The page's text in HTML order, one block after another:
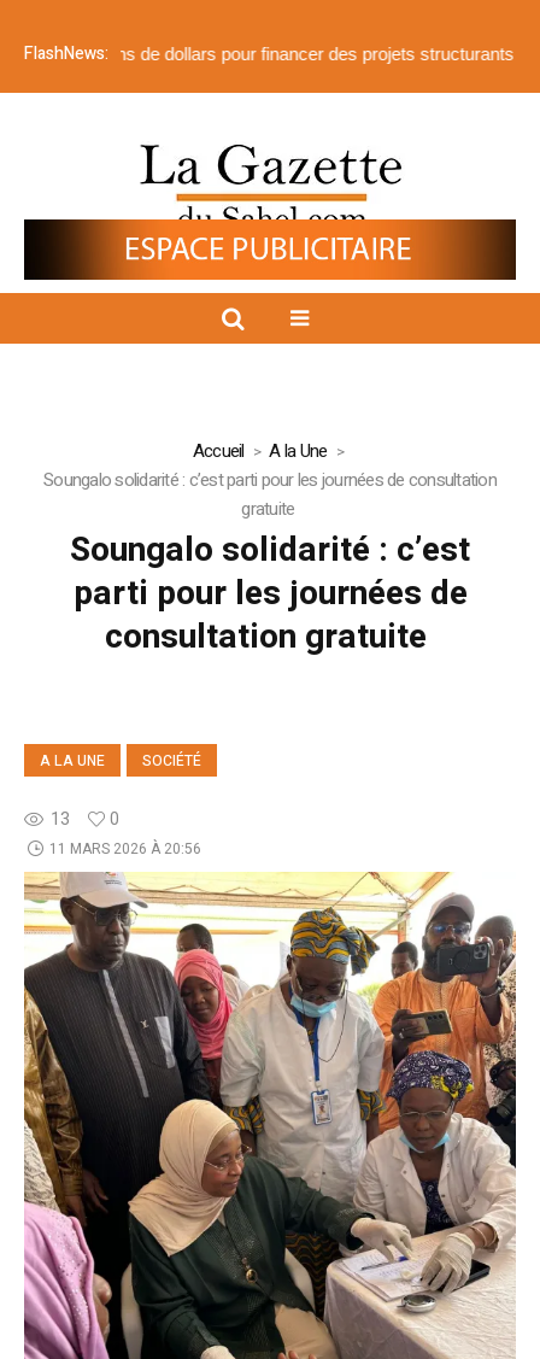
FlashNews:de dollars pour financer des projets structurants 𝐏𝐫𝐨𝐣𝐞𝐭
Accueil
A la Une
Soungalo solidarité : c’est parti pour les journées de consultation
gratuite
Soungalo solidarité : c’est
parti pour les journées de
consultation gratuite
A LA UNE SOCIÉTÉ
13 0
11 MARS 2026 À 20:56